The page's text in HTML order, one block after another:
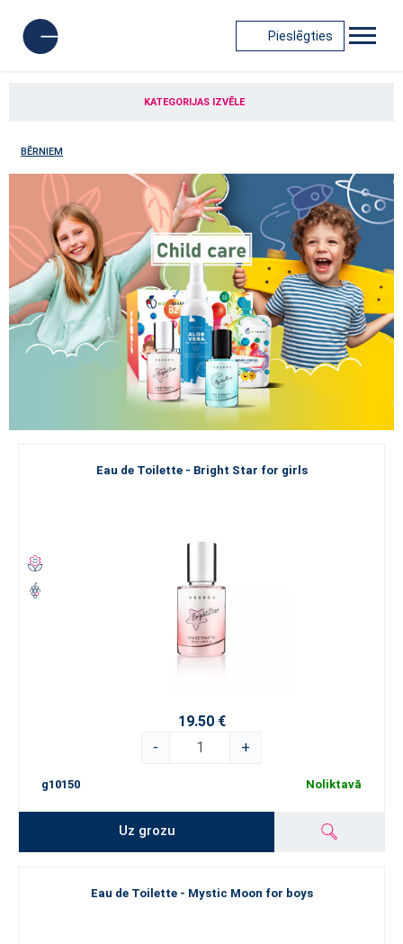
Pieslēgties
KATEGORIJAS IZVĒLE
BĒRNIEM
Eau de Toilette - Bright Star for girls
19.50 €
-
+
g10150 Noliktavā
Uz grozu
Eau de Toilette - Mystic Moon for boys